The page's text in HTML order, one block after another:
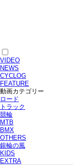
VIDEO
NEWS
CYCLOG
FEATURE
動画カテゴリー
ロード
トラック
競輪
MTB
BMX
OTHERS
銀輪の風
KIDS
EXTRA